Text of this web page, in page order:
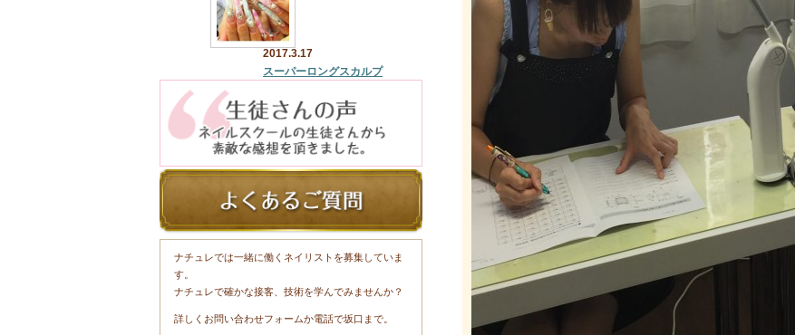
2017.3.17
スーパーロングスカルプ
ナチュレでは一緒に働くネイリストを募集していま
す。
ナチュレで確かな接客、技術を学んでみませんか？
詳しくお問い合わせフォームか電話で坂口まで。